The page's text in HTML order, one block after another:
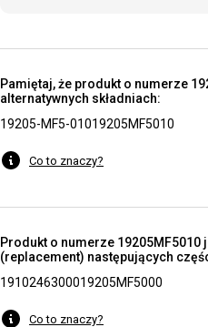
Pamiętaj, że produkt o numerze
alternatywnych składniach:
19205-MF5-01019205MF5010
Co to znaczy?
Produkt o numerze
(replacement) następujących
1910246300019205MF5000
Co to znaczy?